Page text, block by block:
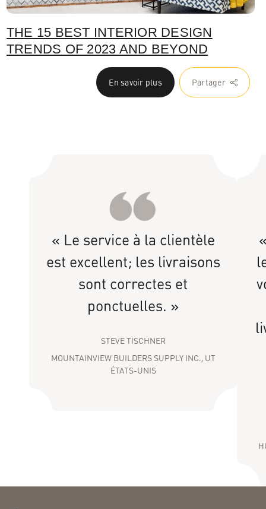
THE 15 BEST INTERIOR DESIGN
TRENDS OF 2023 AND BEYOND
En savoir plus Partager
« Le service à la clientèle
est excellent; les livraisons
sont correctes et
ponctuelles. »
STEVE TISCHNER
MOUNTAINVIEW BUILDERS SUPPLY INC., UT
ÉTATS-UNIS